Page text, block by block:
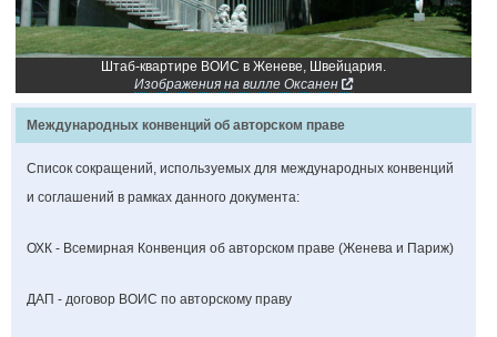
Штаб-квартире ВОИС в Женеве, Швейцария.
Изображения на вилле Оксанен
Международных конвенций об авторском праве
Список сокращений, используемых для международных конвенций
и соглашений в рамках данного документа:
ОХК - Всемирная Конвенция об авторском праве (Женева и Париж)
ДАП - договор ВОИС по авторскому праву